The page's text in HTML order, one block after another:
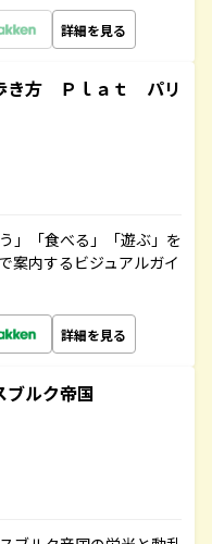
詳細を見る
き方 Ｐｌａｔ パリ
」「食べる」「遊ぶ」を
案内するビジュアルガイ
詳細を見る
ルク帝国